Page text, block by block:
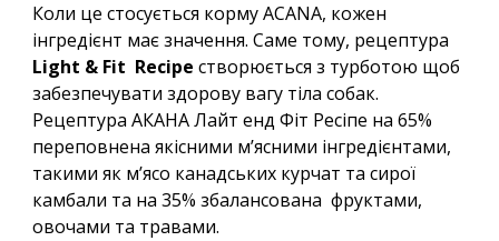
Коли це стосується корму ACANA, кожен
інгредієнт має значення. Саме тому, рецептура
Light & Fit Recipeстворюється з турботою щоб
забезпечувати здорову вагу тіла собак.
Рецептура АКАНА Лайт енд Фіт Ресіпе на 65%
переповнена якісними м’ясними інгредієнтами,
такими як м’ясо канадських курчат та сирої
камбали та на 35% збалансована фруктами,
овочами та травами.